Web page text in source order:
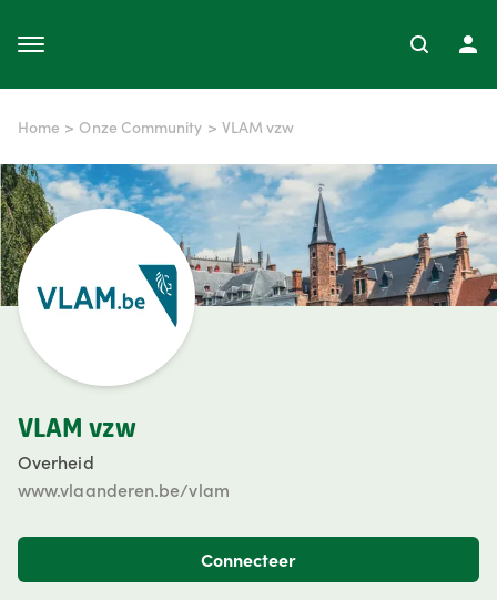
Home > Onze Community > VLAM vzw
VLAM vzw
Overheid
www.vlaanderen.be/vlam
Connecteer